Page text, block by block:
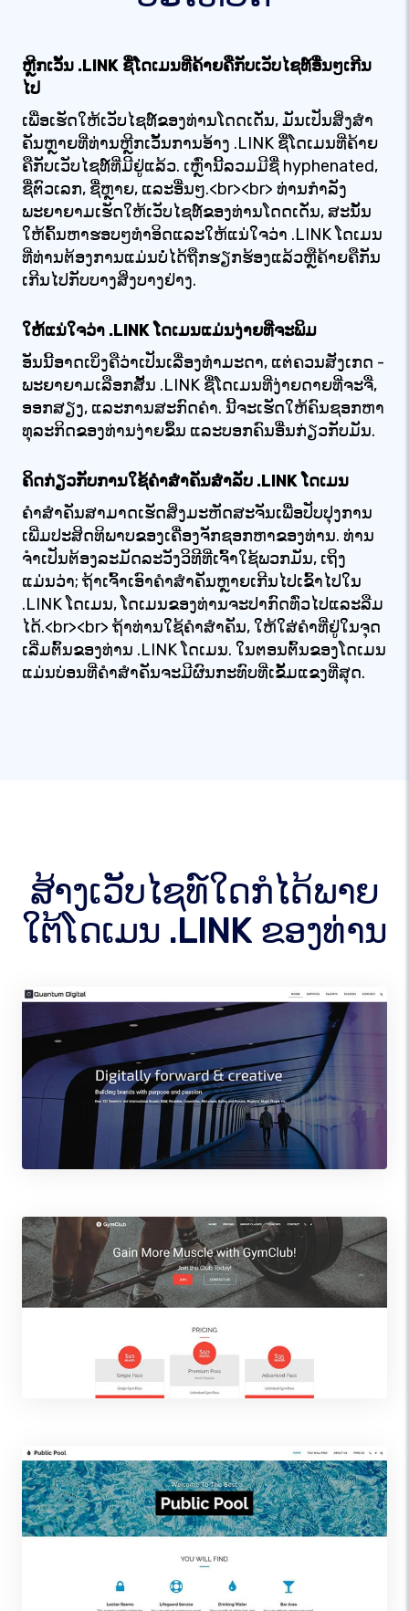
ຫຼີກເວັ້ນ .LINK ຊື່ໂດເມນທີ່ຄ້າຍຄືກັບເວັບໄຊທ໌ອື່ນໆເກີນ
ໄປ
ເພື່ອເຮັດໃຫ້ເວັບໄຊທ໌ຂອງທ່ານໂດດເດັ່ນ, ມັນເປັນສິ່ງສໍາ
ຄັນຫຼາຍທີ່ທ່ານຫຼີກເວັ້ນການອ້າງ .LINK ຊື່ໂດເມນທີ່ຄ້າຍ
ຄືກັບເວັບໄຊທ໌ທີ່ມີຢູ່ແລ້ວ. ເຫຼົ່ານີ້ລວມມີຊື່ hyphenated,
ຊື່ຕົວເລກ, ຊື່ຫຼາຍ, ແລະອື່ນໆ.<br><br> ທ່ານກໍາລັງ
ພະຍາຍາມເຮັດໃຫ້ເວັບໄຊທ໌ຂອງທ່ານໂດດເດັ່ນ, ສະນັ້ນ
ໃຫ້ຄົ້ນຫາຮອບໆທໍາອິດແລະໃຫ້ແນ່ໃຈວ່າ .LINK ໂດ​ເມນ​
ທີ່​ທ່ານ​ຕ້ອງ​ການ​ແມ່ນ​ບໍ່​ໄດ້​ຖືກ​ຮຽກ​ຮ້ອງ​ແລ້ວ​ຫຼື​ຄ້າຍ​ຄື​ກັນ​
ເກີນ​ໄປ​ກັບ​ບາງ​ສິ່ງ​ບາງ​ຢ່າງ.
ໃຫ້ແນ່ໃຈວ່າ .LINK ໂດເມນແມ່ນງ່າຍທີ່ຈະພິມ
ອັນນີ້ອາດເບິ່ງຄືວ່າເປັນເລື່ອງທຳມະດາ, ແຕ່ຄວນສັງເກດ -
ພະຍາຍາມເລືອກສັ້ນ .LINK ຊື່ໂດເມນທີ່ງ່າຍດາຍທີ່ຈະຈື່,
ອອກສຽງ, ແລະການສະກົດຄໍາ. ນີ້ຈະເຮັດໃຫ້ຄົນຊອກຫາ
ທຸລະກິດຂອງທ່ານງ່າຍຂຶ້ນ ແລະບອກຄົນອື່ນກ່ຽວກັບມັນ.
ຄິດກ່ຽວກັບການໃຊ້ຄໍາສໍາຄັນສໍາລັບ .LINK ໂດເມນ
ຄໍາສໍາຄັນສາມາດເຮັດສິ່ງມະຫັດສະຈັນເພື່ອປັບປຸງການ
ເພີ່ມປະສິດທິພາບຂອງເຄື່ອງຈັກຊອກຫາຂອງທ່ານ. ທ່ານ
ຈໍາເປັນຕ້ອງລະມັດລະວັງວິທີທີ່ເຈົ້າໃຊ້ພວກມັນ, ເຖິງ
ແມ່ນວ່າ; ຖ້າເຈົ້າເອົາຄໍາສໍາຄັນຫຼາຍເກີນໄປເຂົ້າໄປໃນ
.LINK ໂດເມນ, ໂດເມນຂອງທ່ານຈະປາກົດທົ່ວໄປແລະລືມ
ໄດ້.<br><br> ຖ້າທ່ານໃຊ້ຄໍາສໍາຄັນ, ໃຫ້ໃສ່ຄໍາທີ່ຢູ່ໃນຈຸດ
ເລີ່ມຕົ້ນຂອງທ່ານ .LINK ໂດເມນ. ໃນຕອນຕົ້ນຂອງໂດເມນ
ແມ່ນບ່ອນທີ່ຄໍາສໍາຄັນຈະມີຜົນກະທົບທີ່ເຂັ້ມແຂງທີ່ສຸດ.
ສ້າງເວັບໄຊທ໌ໃດກໍໄດ້ພາຍ
ໃຕ້ໂດເມນ .LINK ຂອງທ່ານ